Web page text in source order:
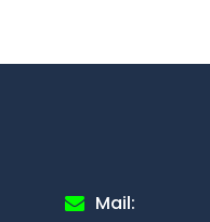
Mail: